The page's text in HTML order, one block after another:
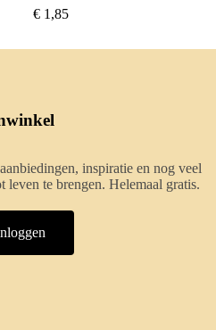
€ 2,00
inspiratie en nog veel
leven te brengen. Helemaal gratis.